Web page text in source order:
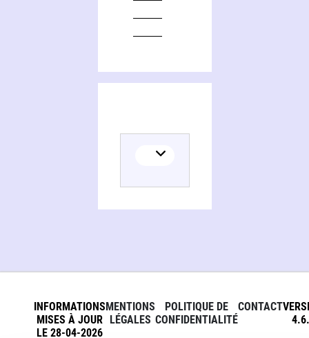
INFORMATIONS
MISES À JOUR
LE 28-04-2026
MENTIONS
LÉGALES
POLITIQUE DE
CONFIDENTIALITÉ
CONTACT